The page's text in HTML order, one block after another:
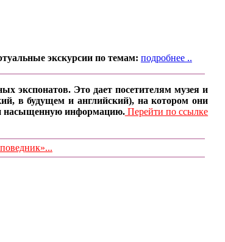
экскурсии по темам: подробнее ..
экспонатов. Это дает посетителям музея и
в будущем и английский), на котором они
и насыщенную информацию.Перейти по ссылке